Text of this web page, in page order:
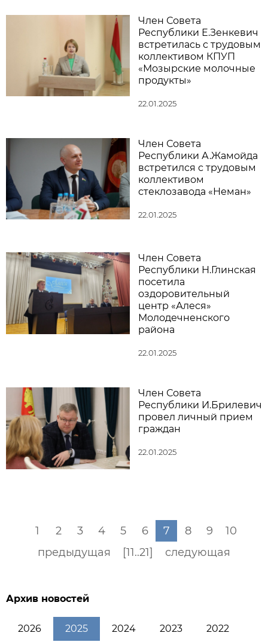
Член Совета
Республики Е.Зенкевич
встретилась с трудовым
коллективом КПУП
«Мозырские молочные
продукты»
22.01.2025
Член Совета
Республики А.Жамойда
встретился с трудовым
коллективом
стеклозавода «Неман»
22.01.2025
Член Совета
Республики Н.Глинская
посетила
оздоровительный
центр «Алеся»
Молодечненского
района
22.01.2025
Член Совета
Республики И.Брилевич
провел личный прием
граждан
22.01.2025
предыдущая
1 2 3 4 5 6 7 8 9
10
[11..21]
следующая
Архив новостей
2026 2025 2024 2023 2022